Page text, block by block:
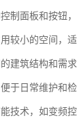
制面板和按钮
较小的空间，
建筑结构和需
于日常维护和
技术，如变频